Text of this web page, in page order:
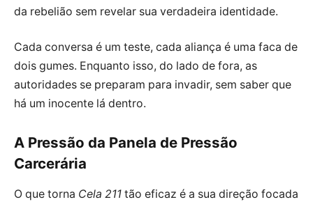
da rebelião sem revelar sua verdadeira identidade.
Cada conversa é um teste, cada aliança é uma faca de
dois gumes. Enquanto isso, do lado de fora, as
autoridades se preparam para invadir, sem saber que
há um inocente lá dentro.
A Pressão da Panela de Pressão
Carcerária
O que torna Cela 211 tão eficaz é a sua direção focada